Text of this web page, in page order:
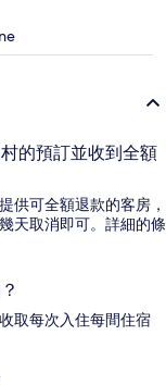
的預訂並收到全額
供可全額退款的客房，
天取消即可。詳細的條
取每次入住每間住宿